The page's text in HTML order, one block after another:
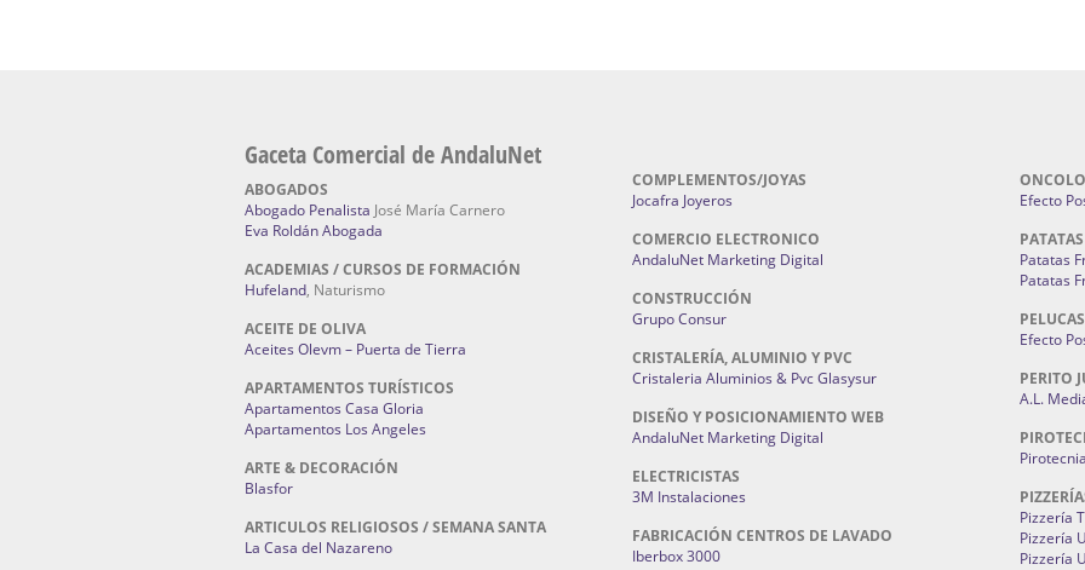
Gaceta Comercial de AndaluNet
ABOGADOS
Abogado Penalista José María Carnero
Eva Roldán Abogada
ACADEMIAS / CURSOS DE FORMACIÓN
Hufeland, Naturismo
ACEITE DE OLIVA
Aceites Olevm – Puerta de Tierra
APARTAMENTOS TURÍSTICOS
Apartamentos Casa Gloria
Apartamentos Los Angeles
ARTE & DECORACIÓN
Blasfor
ARTICULOS RELIGIOSOS / SEMANA SANTA
La Casa del Nazareno
COMPLEMENTOS/JOYAS
Jocafra Joyeros
COMERCIO ELECTRONICO
AndaluNet Marketing Digital
CONSTRUCCIÓN
Grupo Consur
CRISTALERÍA, ALUMINIO Y PVC
Cristaleria Aluminios & Pvc Glasysur
DISEÑO Y POSICIONAMIENTO WEB
AndaluNet Marketing Digital
ELECTRICISTAS
3M Instalaciones
FABRICACIÓN CENTROS DE LAVADO
Iberbox 3000
Efecto
Patatas
Patatas
PELUCAS
Efecto
PERITO
A.L.
Pizzería
Pizzería
Pizzería